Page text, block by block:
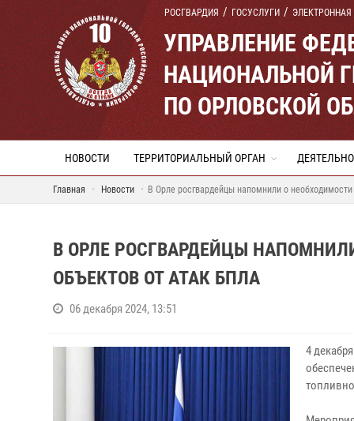
РОСГВАРДИЯ ГОСУСЛУГИ
УПРАВЛЕНИЕ
НАЦИОНАЛЬНОЙ
ПО ОРЛОВСКОЙ
НОВОСТИ ТЕРРИТОРИАЛЬНЫЙ ОРГАН
Главная Новости В Орле росгвардейцы напомнили о
В ОРЛЕ РОСГВАРДЕЙЦЫ
ОБЪЕКТОВ ОТ АТАК БПЛА
06 декабря 2024, 13:51
4